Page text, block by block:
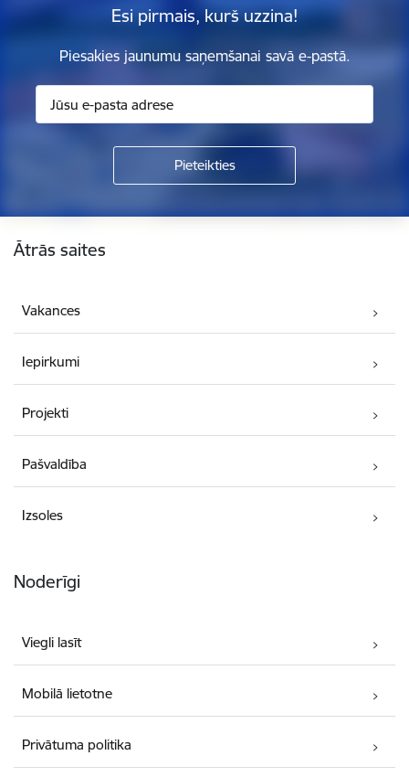
Esi pirmais, kurš uzzina!
Piesakies jaunumu saņemšanai savā e-pastā.
Ātrās saites
Vakances
Iepirkumi
Projekti
Pašvaldība
Izsoles
Noderīgi
Viegli lasīt
Mobilā lietotne
Privātuma politika